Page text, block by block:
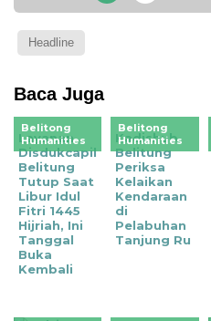
Headline
Baca Juga
Belitong
Humanities
Layanan
Disdukcapil
Belitung
Tutup Saat
Libur Idul
Fitri 1445
Hijriah, Ini
Tanggal
Buka
Kembali
Belitong
Humanities
Kadishub
Belitung
Periksa
Kelaikan
Kendaraan
di
Pelabuhan
Tanjung Ru